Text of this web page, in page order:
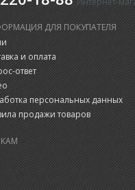
ДЛЯ ПОКУПАТЕЛЯ
и оплата
ответ
персональных данных
продажи товаров